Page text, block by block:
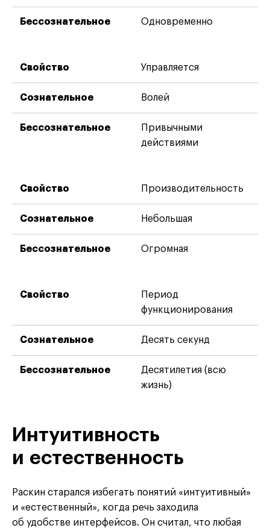
Одновременно
Управляется
Волей
Привычными
действиями
Производительность
Небольшая
Огромная
Период
функционирования
Десять секунд
Десятилетия (всю
жизнь)
Интуитивность
и естественность
Раскин старался избегать понятий «интуитивный»
и «естественный», когда речь заходила
об удобстве интерфейсов. Он считал, что любая